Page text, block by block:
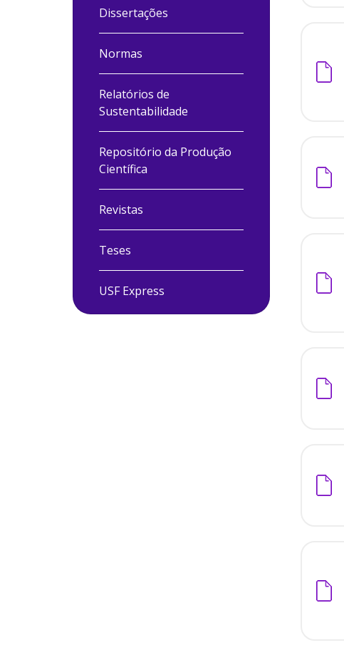
Dissertações
Normas
Relatórios de
Sustentabilidade
Repositório da Produção
Científica
Revistas
Teses
USF Express